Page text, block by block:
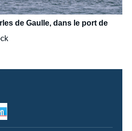
de Gaulle, dans le port de